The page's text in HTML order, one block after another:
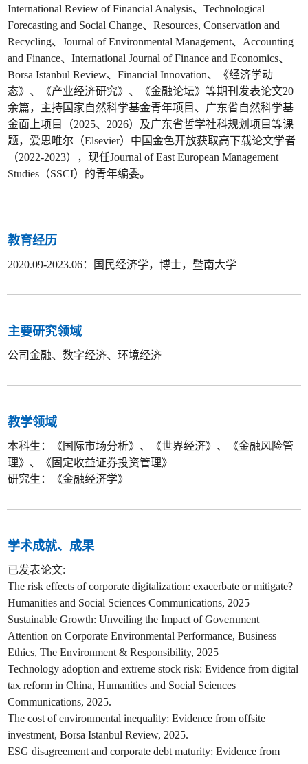
International Review of Financial Analysis、Technological
Forecasting and Social Change、Resources, Conservation and
Recycling、Journal of Environmental Management、Accounting
and Finance、International Journal of Finance and Economics、
Borsa Istanbul Review、Financial Innovation、《经济学动
态》、《产业经济研究》、《金融论坛》等期刊发表论文20
余篇，主持国家自然科学基金青年项目、广东省自然科学基
金面上项目（2025、2026）及广东省哲学社科规划项目等课
题，爱思唯尔（Elsevier）中国金色开放获取高下载论文学者
（2022-2023），现任Journal of East European Management
Studies（SSCI）的青年编委。
教育经历
2020.09-2023.06：国民经济学，博士，暨南大学
主要研究领域
公司金融、数字经济、环境经济
教学领域
本科生：《国际市场分析》、 《世界经济》、
《金融风险管
理》、《固定收益证券投资管理》
研究生：《金融经济学》
学术成就、成果
已发表论文:
The risk effects of corporate digitalization: exacerbate or mitigate?
Humanities and Social Sciences Communications, 2025
Sustainable Growth: Unveiling the Impact of Government
Attention on Corporate Environmental Performance, Business
Ethics, The Environment & Responsibility, 2025
Technology adoption and extreme stock risk: Evidence from digital
tax reform in China, Humanities and Social Sciences
Communications, 2025.
The cost of environmental inequality: Evidence from offsite
investment, Borsa Istanbul Review, 2025.
ESG disagreement and corporate debt maturity: Evidence from